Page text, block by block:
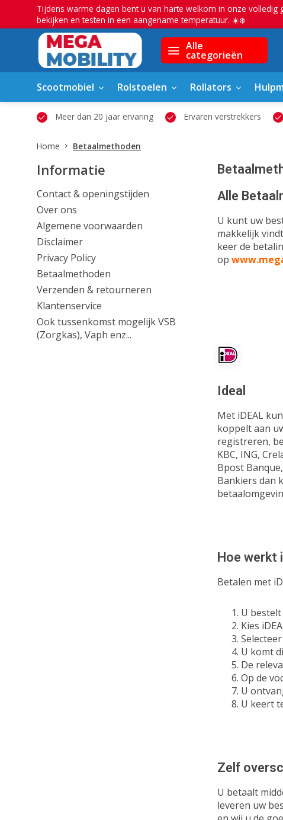
Tijdens warme dagen bent u van harte welkom in onze
bekijken en testen in een aangename temperatuur. ☀️❄️
Alle
categorieën
Scootmobiel Rolstoelen Rollators
Meer dan 20 jaar ervaring Ervaren verstrekkers
Home Betaalmethoden
Informatie
Contact & openingstijden
Over ons
Algemene voorwaarden
Disclaimer
Privacy Policy
Betaalmethoden
Verzenden & retourneren
Klantenservice
Ook tussenkomst mogelijk VSB
(Zorgkas), Vaph enz...
Alle
U kunt uw
makkelijk
keer de
op
Ideal
Met iDEAL
koppelt aan
registreren,
KBC, ING,
Bpost
Bankiers dan
Hoe werkt
Betalen met
U
Kies
U komt
De
Op de
U
U keert
Zelf
U betaalt
leveren uw